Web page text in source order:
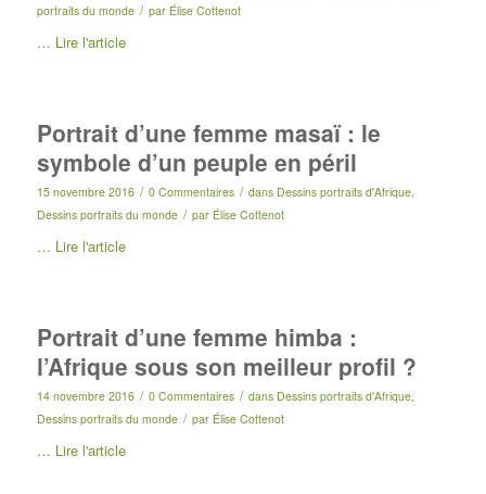
portraits du monde / par Élise Cottenot
… Lire l'article
Portrait d’une femme masaï : le
symbole d’un peuple en péril
15 novembre 2016 / 0 Commentaires / dans Dessins portraits d'Afrique,
Dessins portraits du monde / par Élise Cottenot
… Lire l'article
Portrait d’une femme himba :
l’Afrique sous son meilleur profil ?
14 novembre 2016 / 0 Commentaires / dans Dessins portraits d'Afrique,
Dessins portraits du monde / par Élise Cottenot
… Lire l'article